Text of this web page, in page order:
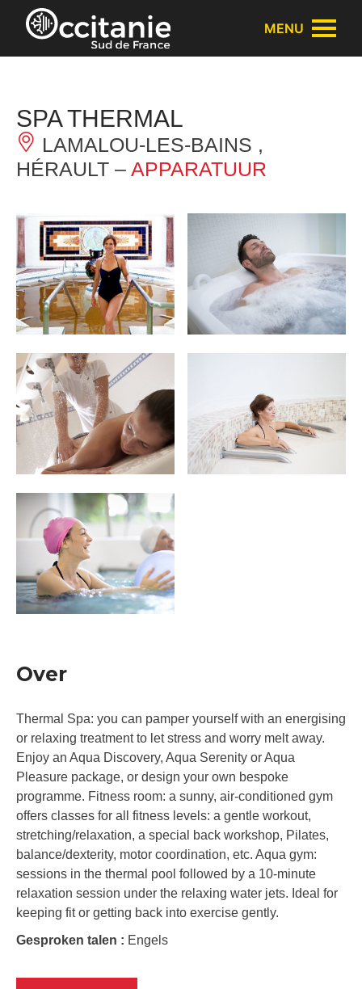
Cookies beheer paneel
MENU
SPA THERMAL
LAMALOU-LES-BAINS ,
HÉRAULT – APPARATUUR
Over
Thermal Spa: you can pamper yourself with an energising
or relaxing treatment to let stress and worry melt away.
Enjoy an Aqua Discovery, Aqua Serenity or Aqua
Pleasure package, or design your own bespoke
programme. Fitness room: a sunny, air-conditioned gym
offers classes for all fitness levels: a gentle workout,
stretching/relaxation, a special back workshop, Pilates,
balance/dexterity, motor coordination, etc. Aqua gym:
sessions in the thermal pool followed by a 10-minute
relaxation session under the relaxing water jets. Ideal for
keeping fit or getting back into exercise gently.
Gesproken talen : Engels